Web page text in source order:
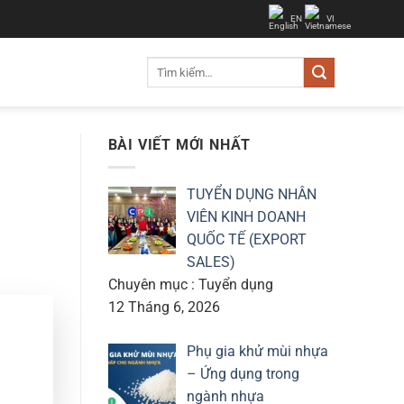
EN VI
BÀI VIẾT MỚI NHẤT
TUYỂN DỤNG NHÂN
VIÊN KINH DOANH
QUỐC TẾ (EXPORT
SALES)
Chuyên mục : Tuyển dụng
12 Tháng 6, 2026
Phụ gia khử mùi nhựa
– Ứng dụng trong
ngành nhựa